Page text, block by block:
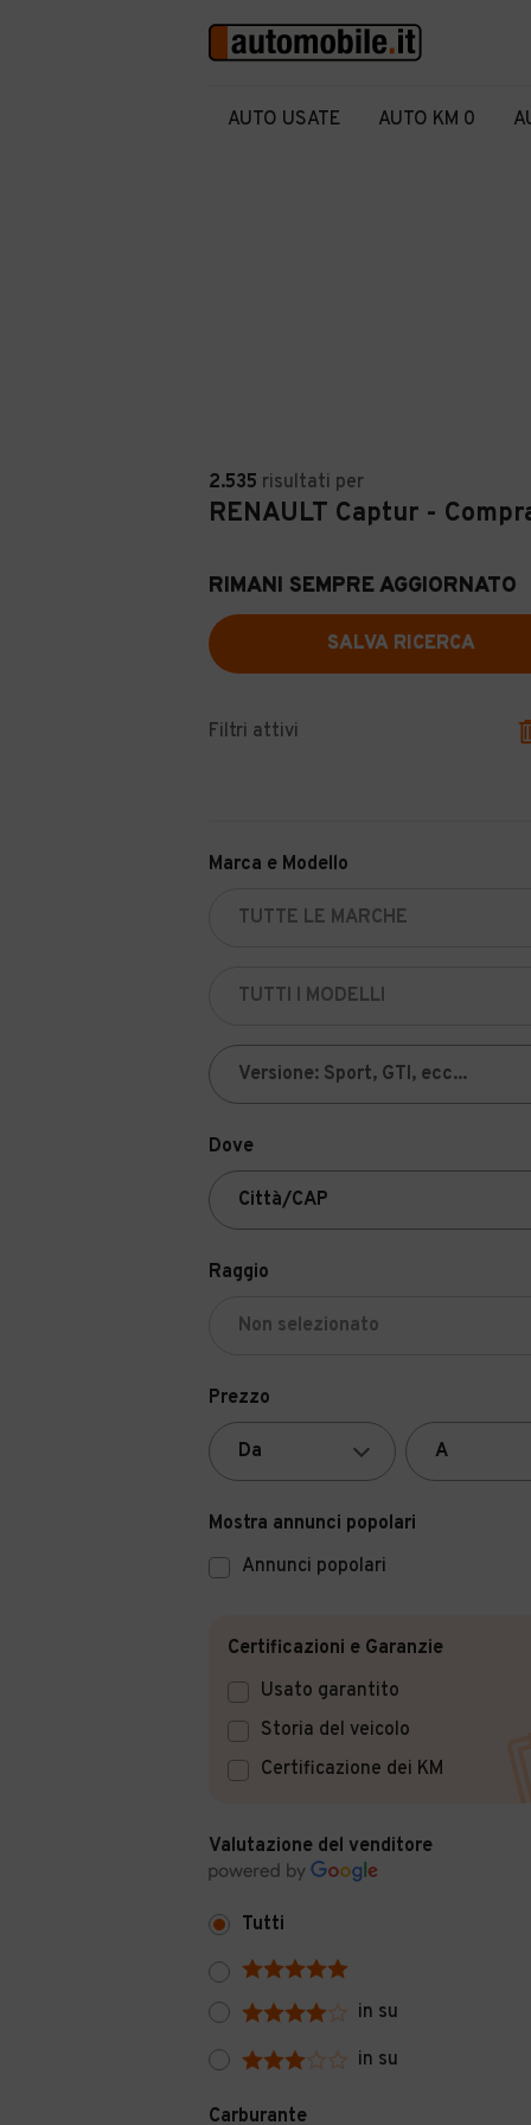
AUTO USATE AUTO KM 0
2.535 risultati per
RENAULT Captur -
RIMANI SEMPRE AGGIORNATO
SALVA RICERCA
Filtri attivi
Marca e Modello
Dove
Raggio
Prezzo
Mostra annunci popolari
Annunci popolari
Certificazioni e Garanzie
Usato garantito
Storia del veicolo
Certificazione dei KM
Valutazione del venditore
Tutti
in su
in su
Carburante